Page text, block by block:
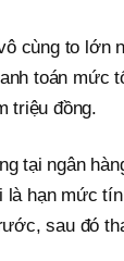
cùng to lớn
toán mức
triệu đồng.
tại ngân
là hạn mức
sau đó